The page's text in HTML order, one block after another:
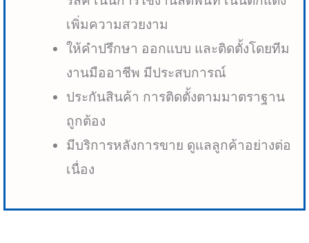
เพิ่มความสวยงาม
ให้คำปรึกษา ออกแบบ และติดตั้งโดยทีม
งานมืออาชีพ มีประสบการณ์
ประกันสินค้า การติดตั้งตามมาตราฐาน
ถูกต้อง
มีบริการหลังการขาย ดูแลลูกค้าอย่างต่อ
เนื่อง